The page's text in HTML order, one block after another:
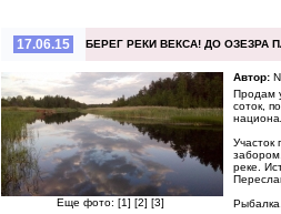
17.06.15 БЕРЕГ РЕКИ ВЕКСА! ДО ОЗЕЗРА
Еще фото: [1] [2] [3]
Автор:
Продам
соток,
Участок
реке.